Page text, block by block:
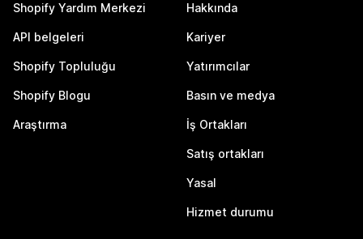
Shopify Yardım Merkezi
API belgeleri
Shopify Topluluğu
Shopify Blogu
Araştırma
Hakkında
Kariyer
Yatırımcılar
Basın ve medya
İş Ortakları
Satış ortakları
Yasal
Hizmet durumu